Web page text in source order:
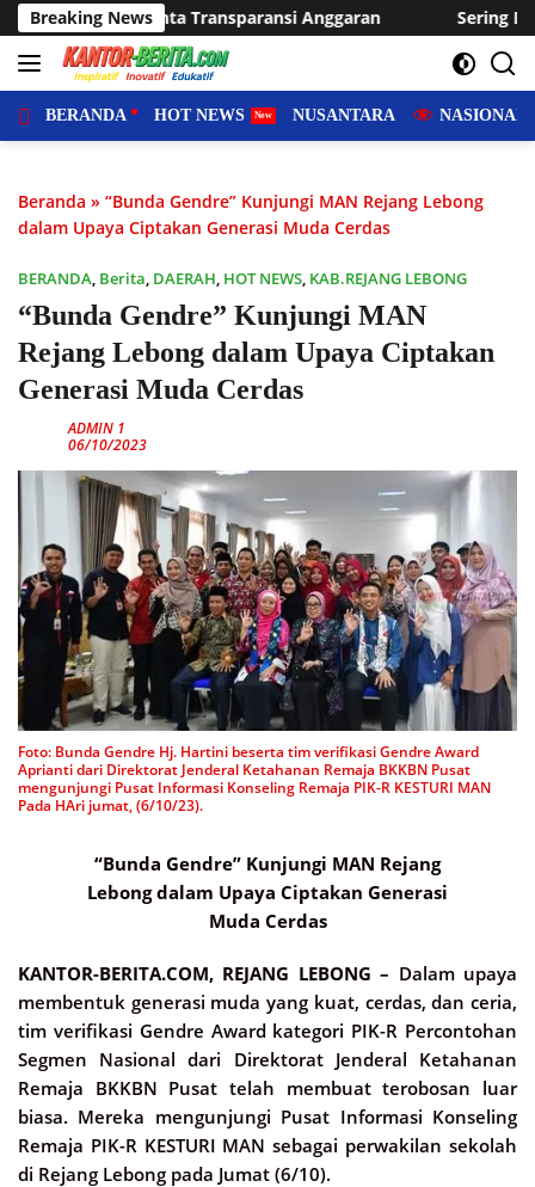
Langsung
ke
konten
Breaking News Sering Dilanda Genangan, Desa Sukaraja
BERANDA HOT NEWS NUSANTARA NASIONAL
Beranda » “Bunda Gendre” Kunjungi MAN Rejang Lebong
dalam Upaya Ciptakan Generasi Muda Cerdas
BERANDA, Berita, DAERAH, HOT NEWS, KAB.REJANG LEBONG
“Bunda Gendre” Kunjungi MAN
Rejang Lebong dalam Upaya Ciptakan
Generasi Muda Cerdas
ADMIN 1
06/10/2023
Foto: Bunda Gendre Hj. Hartini beserta tim verifikasi Gendre Award
Aprianti dari Direktorat Jenderal Ketahanan Remaja BKKBN Pusat
mengunjungi Pusat Informasi Konseling Remaja PIK-R KESTURI MAN
Pada HAri jumat, (6/10/23).
“Bunda Gendre” Kunjungi MAN Rejang
Lebong dalam Upaya Ciptakan Generasi
Muda Cerdas
KANTOR-BERITA.COM, REJANG LEBONG – Dalam upaya
membentuk generasi muda yang kuat, cerdas, dan ceria,
tim verifikasi Gendre Award kategori PIK-R Percontohan
Segmen Nasional dari Direktorat Jenderal Ketahanan
Remaja BKKBN Pusat telah membuat terobosan luar
biasa. Mereka mengunjungi Pusat Informasi Konseling
Remaja PIK-R KESTURI MAN sebagai perwakilan sekolah
di Rejang Lebong pada Jumat (6/10).